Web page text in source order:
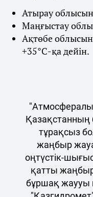
Атырау
Маңғыстау
Ақтөбе
+35°С-қа дейін.
Қазақстанның
тұрақсыз
жаңбыр
оңтүстік-
қатты
бұршақ жаууы